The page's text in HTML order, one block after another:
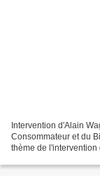
Intervention d'Alain
Consommateur et du
thème de l'intervention